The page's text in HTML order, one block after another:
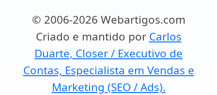
© 2006-2026 Webartigos.com
Criado e mantido por Carlos
Duarte, Closer / Executivo de
Contas, Especialista em Vendas e
Marketing (SEO / Ads).